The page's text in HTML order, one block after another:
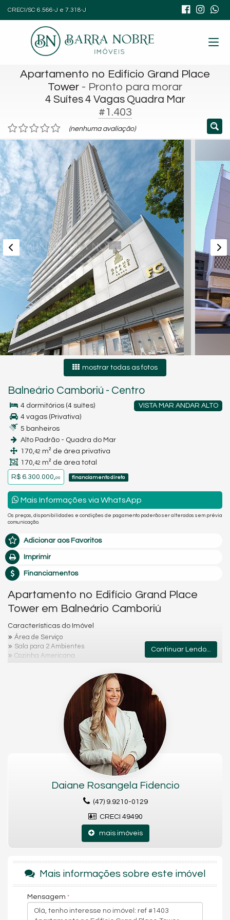
CRECI/SC 6.566-J e 7.318-J
Apartamento no Edifício Grand Place
Tower - Pronto para morar
4 Suítes 4 Vagas Quadra Mar
#1.403
(nenhuma avaliação)
mostrar todas as fotos
Balneário Camboriú - Centro
VISTA MAR ANDAR ALTO
4 dormitórios (4 suítes)
4 vagas (Privativa)
5 banheiros
Alto Padrão - Quadra do Mar
170,42 m² de área privativa
170,42 m² de área total
R$ 6.300.000,00 financiamento direto
Mais Informações via WhatsApp
Os preços, disponibilidades e condições de pagamento poderão ser alterados sem prévia
comunicação.
Adicionar aos Favoritos
Imprimir
Financiamentos
Apartamento no Edifício Grand Place
Tower em Balneário Camboriú
Características do Imóvel
Área de Serviço
Sala para 2 Ambientes
Cozinha Americana
Piso Porcelanato
Acabamento em Gesso
Características do Empreendimento
Portaria 24h
Playground
Brinquedoteca
Piscina Infantil
Bicicletário
Gás Central
Continuar Lendo...
Daiane Rosangela Fidencio
(47) 9.9210-0129
CRECI 49490
mais imóveis
Mais informações sobre este imóvel
Mensagem